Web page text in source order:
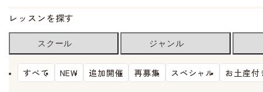
レッスンを探す
スクール ジャンル
すべて NEW 追加開催 再募集 スペシャル お土産付